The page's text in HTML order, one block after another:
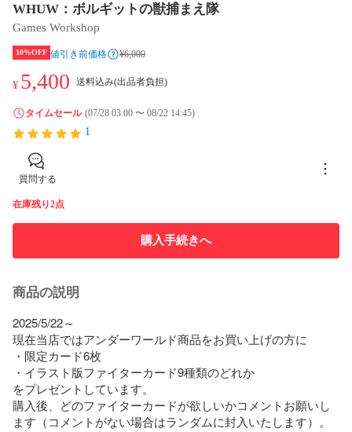
WHUW：ボルギットの獣捕まえ隊
Games Workshop
10%OFF 値引き前価格 ¥6,000
¥5,400 送料込み(出品者負担)
タイムセール (07/28 03:00 〜 08/22 14:45)
1
質問する
在庫残り2点
購入手続きへ
商品の説明
2025/5/22～
現在当店ではアンダーワールド商品をお買い上げの方に
・限定カード6枚
・イラスト版ファイターカード9種類のどれか
をプレゼントしています。
購入後、どのファイターカードが欲しいかコメントお願いし
ます（コメントがない場合はランダムに封入いたします）。